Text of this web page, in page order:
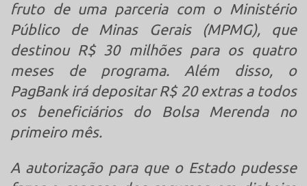
fruto de uma parceria com o Ministério
Público de Minas Gerais (MPMG), que
destinou R$ 30 milhões para os quatro
meses de programa. Além disso, o
PagBank irá depositar R$ 20 extras a todos
os beneficiários do Bolsa Merenda no
primeiro mês.
A autorização para que o Estado pudesse